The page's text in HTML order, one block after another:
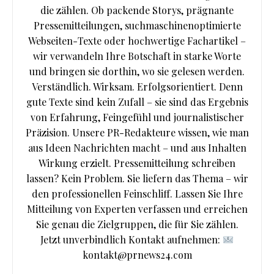
die zählen. Ob packende Storys, prägnante
Pressemitteilungen, suchmaschinenoptimierte
Webseiten-Texte oder hochwertige Fachartikel –
wir verwandeln Ihre Botschaft in starke Worte
und bringen sie dorthin, wo sie gelesen werden.
Verständlich. Wirksam. Erfolgsorientiert. Denn
gute Texte sind kein Zufall – sie sind das Ergebnis
von Erfahrung, Feingefühl und journalistischer
Präzision. Unsere PR-Redakteure wissen, wie man
aus Ideen Nachrichten macht – und aus Inhalten
Wirkung erzielt. Pressemitteilung schreiben
lassen? Kein Problem. Sie liefern das Thema – wir
den professionellen Feinschliff. Lassen Sie Ihre
Mitteilung von Experten verfassen und erreichen
Sie genau die Zielgruppen, die für Sie zählen.
Jetzt unverbindlich Kontakt aufnehmen:
kontakt@prnews24.com